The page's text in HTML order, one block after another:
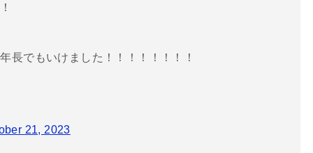
長でもいけました！！！！！！！！
21, 2023